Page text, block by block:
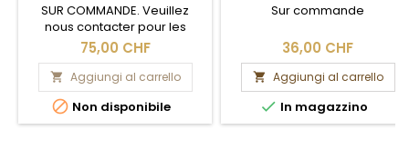
SUR COMMANDE. Veuillez
nous contacter pour les
délais de livraison.
75,00 CHF
 Aggiungi al carrello
 Non disponibile
Sur commande
36,00 CHF
 Aggiungi al carrello
 In magazzino